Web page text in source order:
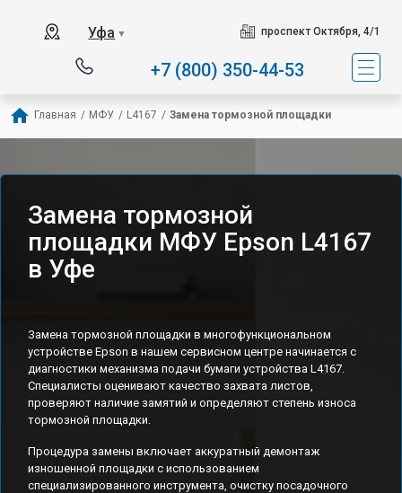
Уфа ▼ проспект Октября, 4/1
+7 (800) 350-44-53
Главная / МФУ / L4167 / Замена тормозной площадки
Замена тормозной
площадки МФУ Epson L4167
в Уфе
Замена тормозной площадки в многофункциональном
устройстве Epson в нашем сервисном центре начинается с
диагностики механизма подачи бумаги устройства L4167.
Специалисты оценивают качество захвата листов,
проверяют наличие замятий и определяют степень износа
тормозной площадки.
Процедура замены включает аккуратный демонтаж
изношенной площадки с использованием
специализированного инструмента, очистку посадочного